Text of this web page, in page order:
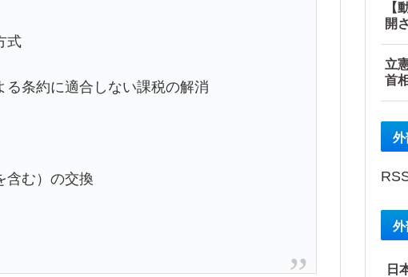
式
条約に適合しない課税の解消
含む）の交換
【
開
立
首
外
外
日